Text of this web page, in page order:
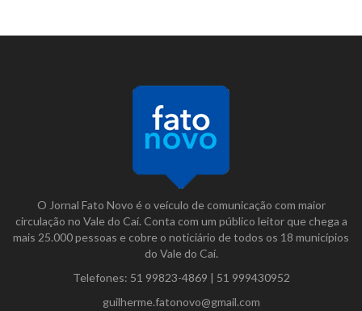
O Jornal Fato Novo é o veículo de comunicação com maior
circulação no Vale do Caí. Conta com um público leitor que chega a
mais 25.000 pessoas e cobre o noticiário de todos os 18 municípios
do Vale do Caí.
Telefones: 51 99823-4869 | 51 999430952
guilherme.fatonovo@gmail.com